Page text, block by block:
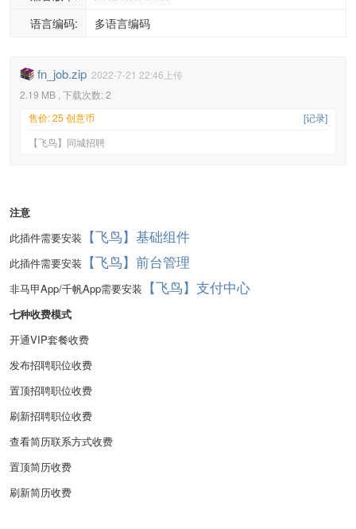
语言编码:
多语言编码
fn_job.zip 2022-7-21 22:46上传
2.19 MB , 下载次数: 2
[记录]
售价: 25 创意币
【飞鸟】同城招聘
注意
此插件需要安装 【飞鸟】基础组件
此插件需要安装 【飞鸟】前台管理
非马甲App/千帆App需要安装 【飞鸟】支付中心
七种收费模式
开通VIP套餐收费
发布招聘职位收费
置顶招聘职位收费
刷新招聘职位收费
查看简历联系方式收费
置顶简历收费
刷新简历收费